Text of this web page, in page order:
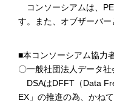
コンソーシアムは、
す。また、オブザーバー
■本コンソーシアム協力
〇一般社団法人データ社
DSAはDFFT（Data
EX」の推進の為、かね